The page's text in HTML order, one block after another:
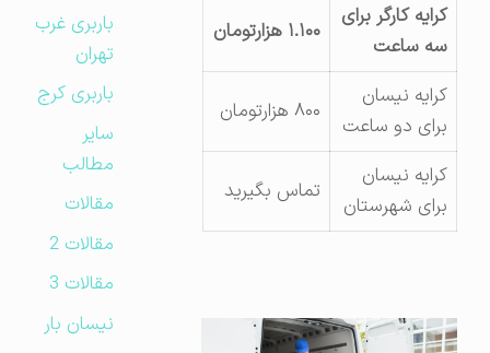
کرایه کارگر برای
سه ساعت
۱.۱۰۰ هزارتومان
کرایه نیسان
برای دو ساعت
کرایه نیسان
برای شهرستان
تماس بگیرید
باربری غرب
تهران
باربری کرج
مطالب
مقالات
مقالات 2
مقالات 3
نیسان بار